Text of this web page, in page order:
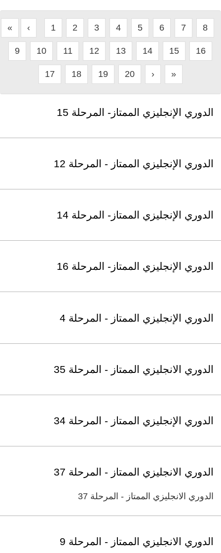
« ‹ 1 2 3 4 5 6 7 8
9 10 11 12 13 14 15 16
17 18 19 20 › »
الدوري الإنجليزي الممتاز- المرحلة 15
الدوري الإنجليزي الممتاز - المرحلة 12
الدوري الإنجليزي الممتاز- المرحلة 14
الدوري الإنجليزي الممتاز- المرحلة 16
الدوري الإنجليزي الممتاز - المرحلة 4
الدوري الانجليزي الممتاز - المرحلة 35
الدوري الإنجليزي الممتاز - المرحلة 34
الدوري الانجليزي الممتاز - المرحلة 37
الدوري الانجليزي الممتاز - المرحلة 37
الدوري الانجليزي الممتاز - المرحلة 9